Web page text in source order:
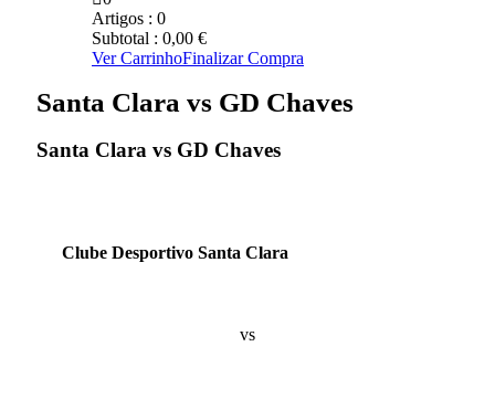
Artigos : 0
Subtotal : 0,00 €
Ver CarrinhoFinalizar Compra
Santa Clara vs GD Chaves
Santa Clara vs GD Chaves
Clube Desportivo Santa Clara
vs